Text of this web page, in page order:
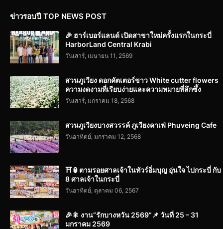
ข่าวรอบปี TOP NEWS POST
🎉 ฮาร์เบอร์แลนด์ เปิดสาขาใหม่ครั้งแรกในกระบี่
HarborLand Central Krabi
วันเสาร์, เมษายน 11, 2569
สวนภูเวียง ดอกคัตเตอร์ขาว White cutter flowers
ความงดงามที่เรียบง่ายและความหมายที่ลึกซึ้ง
วันเสาร์, มกราคม 18, 2568
สวนภูเวียงบางสวรรค์ ภูเวียงคาเฟ่ Phuveing Cafe
วันอาทิตย์, มกราคม 12, 2568
⛩️🏮ตามรอยศาลเจ้าในทัวร์อิ่มบุญ อุ่นใจ ไปกระบี่ กับ
8 ศาลเจ้าในกระบี่
วันอาทิตย์, ตุลาคม 06, 2567
🎉🎇 งาน“รักบางหวัน 2569”📌 วันที่ 25 – 31
มกราคม 2569